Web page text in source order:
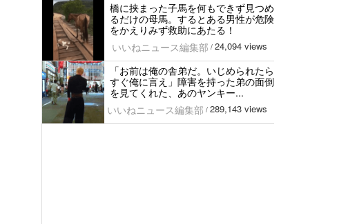
橋に挟まった子馬を何もできず見つめ
るだけの母馬。するとある男性が危険
をかえりみず救助にあたる！
いいねニュース編集部 / 24,094 views
「お前は俺の舎弟だ。いじめられたら
すぐ俺に言え」障害を持った弟の面倒
を見てくれた、あのヤンキー...
いいねニュース編集部 / 289,143 views